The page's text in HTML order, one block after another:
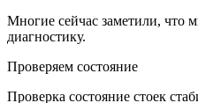
Многие сейчас заметили, что
диагностику.
Проверяем состояние
Проверка состояние стоек